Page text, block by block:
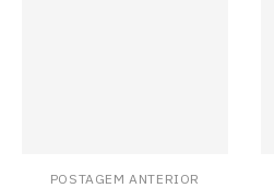
POSTAGEM ANTERIOR